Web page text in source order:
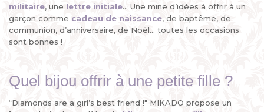
militaire, une lettre initiale... Une mine d’idées à offrir à un
garçon comme cadeau de naissance, de baptême, de
communion, d’anniversaire, de Noël... toutes les occasions
sont bonnes !
Quel bijou offrir à une petite fille ?
“Diamonds are a girl’s best friend !" MIKADO propose un